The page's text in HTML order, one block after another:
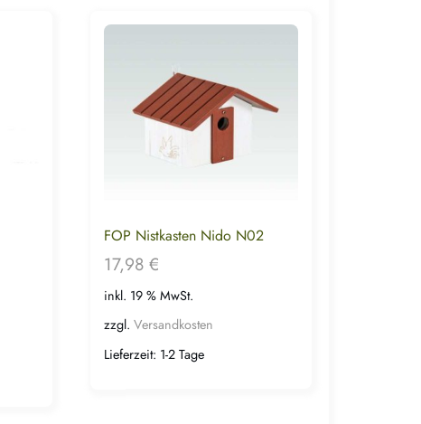
FOP Nistkasten Nido N02
17,98 €
inkl. 19 % MwSt.
zzgl. Versandkosten
Lieferzeit: 1-2 Tage